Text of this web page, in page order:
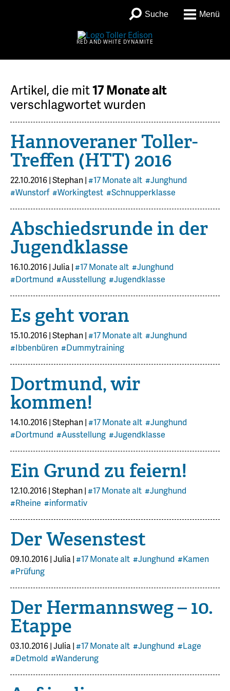
RED AND WHITE DYNAMITE
Suche Menü
Artikel, die mit17 Monate alt
verschlagwortet wurden
Hannoveraner Toller-
Treffen (HTT) 2016
22.10.2016|Stephan|#17 Monate alt #Junghund
#Wunstorf #Workingtest #Schnupperklasse
Abschiedsrunde in der
Jugendklasse
16.10.2016|Julia|#17 Monate alt #Junghund
#Dortmund #Ausstellung #Jugendklasse
Es geht voran
15.10.2016|Stephan|#17 Monate alt #Junghund
#Ibbenbüren #Dummytraining
Dortmund, wir
kommen!
14.10.2016|Stephan|#17 Monate alt #Junghund
#Dortmund #Ausstellung #Jugendklasse
Ein Grund zu feiern!
12.10.2016|Stephan|#17 Monate alt #Junghund
#Rheine #informativ
Der Wesenstest
09.10.2016|Julia|#17 Monate alt #Junghund #Kamen
#Prüfung
Der Hermannsweg – 10.
Etappe
03.10.2016|Julia|#17 Monate alt #Junghund #Lage
#Detmold #Wanderung